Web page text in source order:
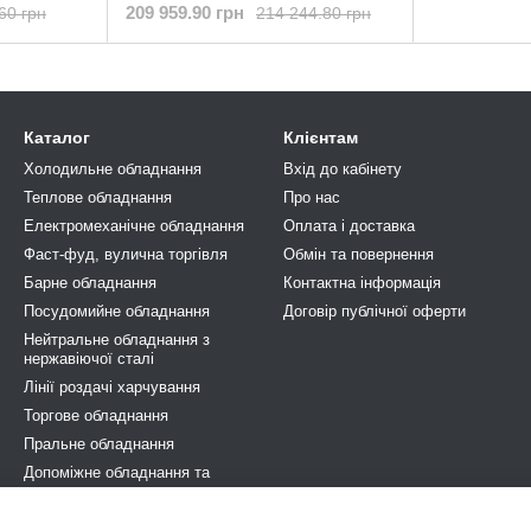
грн 214 244.80 грн
209 959.90 грн
Каталог
Холодильне обладнання
Теплове обладнання
Електромеханічне обладнання
Фаст-фуд, вулична торгівля
Барне обладнання
Посудомийне обладнання
Нейтральне обладнання з
нержавіючої сталі
Лінії роздачі харчування
Торгове обладнання
Пральне обладнання
Допоміжне обладнання та
аксесуари
Клієнтам
Вхід до кабінету
Про нас
Оплата і доставка
Обмін та повернення
Контактна інформація
Договір публічної оферти